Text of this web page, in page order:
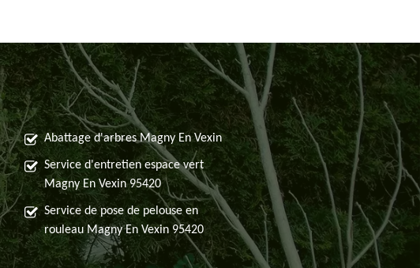
Abattage d'arbres Magny En Vexin
Service d'entretien espace vert
Magny En Vexin 95420
Service de pose de pelouse en
rouleau Magny En Vexin 95420